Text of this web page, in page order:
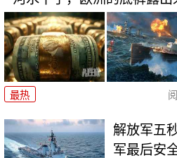
最热
解放军五
军最后安